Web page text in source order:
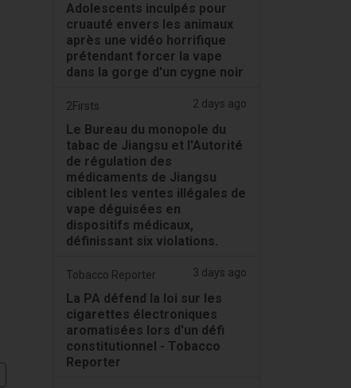
Adolescents inculpés pour
cruauté envers les animaux
après une vidéo horrifique
prétendant forcer la vape
dans la gorge d'un cygne noir
2Firsts 2 days ago
Le Bureau du monopole du
tabac de Jiangsu et l'Autorité
de régulation des
médicaments de Jiangsu
ciblent les ventes illégales de
vape déguisées en
dispositifs médicaux,
définissant six violations.
Tobacco Reporter 3 days ago
La PA défend la loi sur les
cigarettes électroniques
aromatisées lors d'un défi
constitutionnel - Tobacco
Reporter